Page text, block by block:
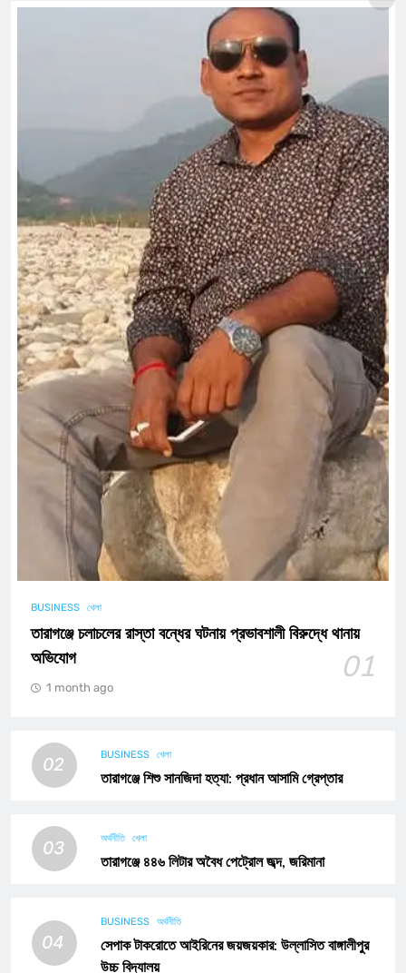
BUSINESS খেলা
তারাগঞ্জে চলাচলের রাস্তা বন্ধের ঘটনায় প্রভাবশালী বিরুদ্ধে থানায়
অভিযোগ
01
1 month ago
02 BUSINESS খেলা
তারাগঞ্জে শিশু সানজিদা হত্যা: প্রধান আসামি গ্রেপ্তার
03 অর্থনীতি খেলা
তারাগঞ্জে ৪৪৬ লিটার অবৈধ পেট্রোল জব্দ, জরিমানা
04
BUSINESS অর্থনীতি
সেপাক টাকরোতে আইরিনের জয়জয়কার: উল্লাসিত বাঙ্গালীপুর
উচ্চ বিদ্যালয়